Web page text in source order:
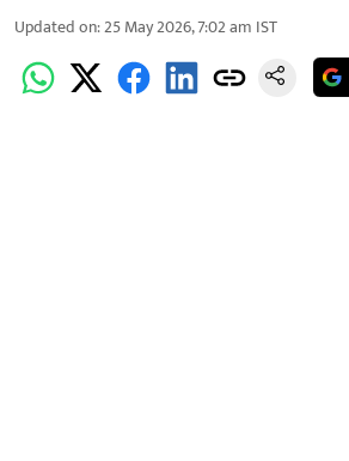
Updated on:25 May 2026, 7:02 am IST